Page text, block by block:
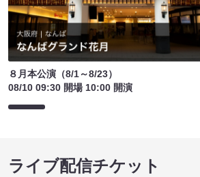
８月本公演（8/1～8/23）
08/10 09:30 開場 10:00 開演
ライブ配信チケット